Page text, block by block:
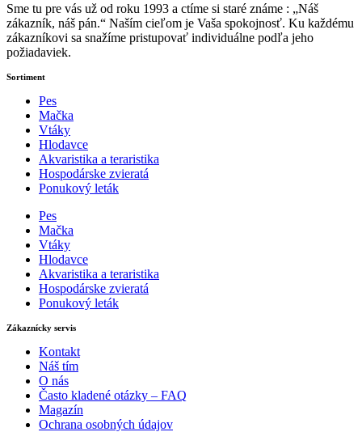
Sme tu pre vás už od roku 1993 a ctíme si staré známe : „Náš
zákazník, náš pán.“ Naším cieľom je Vaša spokojnosť. Ku každému
zákazníkovi sa snažíme pristupovať individuálne podľa jeho
požiadaviek.
Sortiment
Pes
Mačka
Vtáky
Hlodavce
Akvaristika a teraristika
Hospodárske zvieratá
Ponukový leták
Pes
Mačka
Vtáky
Hlodavce
Akvaristika a teraristika
Hospodárske zvieratá
Ponukový leták
Zákaznícky servis
Kontakt
Náš tím
O nás
Často kladené otázky – FAQ
Magazín
Ochrana osobných údajov